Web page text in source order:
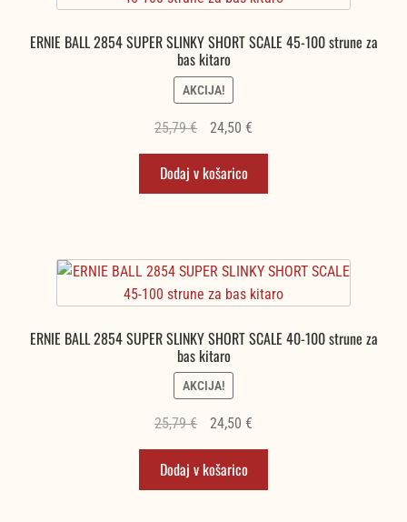
ERNIE BALL 2854 SUPER SLINKY SHORT SCALE 45-100 strune za
bas kitaro
AKCIJA!
25,79€
Izvirna
je
bila:
24,50 €Trenutna
24,50 €.
Dodaj v košarico
ERNIE BALL 2854 SUPER SLINKY SHORT SCALE 40-100 strune za
bas kitaro
AKCIJA!
25,79€
Izvirna
cena
je
bila:
24,50 €Trenutna
cena
24,50 €.
Dodaj v košarico